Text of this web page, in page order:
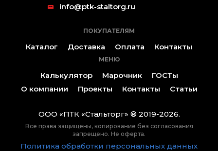
info@ptk-staltorg.ru
ПОКУПАТЕЛЯМ
Каталог Доставка Оплата Контакты
МЕНЮ
Калькулятор Марочник
ГОСТы
О компании
Проекты Контакты Статьи
ООО «ПТК «Стальторг» ® 2019-2026.
Все права защищены, копирование без согласования
запрещено. Не оферта.
Политика обработки персональных данных